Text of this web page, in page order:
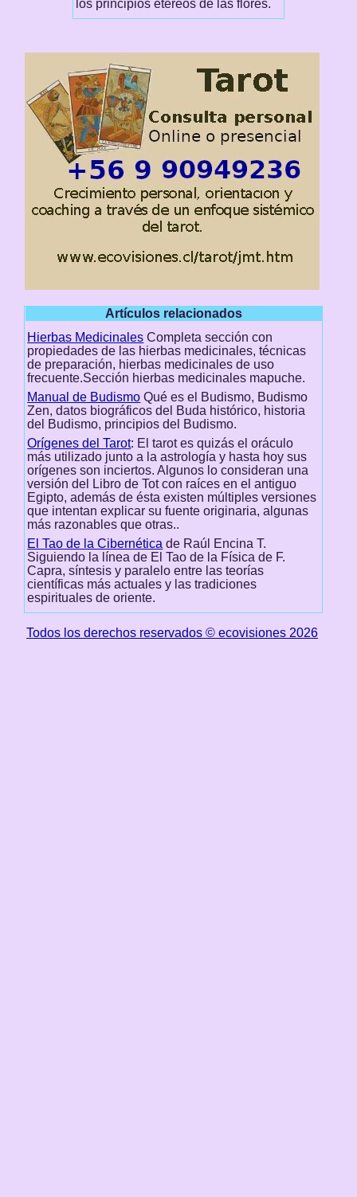
los principios etéreos de las flores.
Artículos relacionados
Hierbas Medicinales Completa sección con
propiedades de las hierbas medicinales, técnicas
de preparación, hierbas medicinales de uso
frecuente.Sección hierbas medicinales mapuche.
Manual de Budismo Qué es el Budismo, Budismo
Zen, datos biográficos del Buda histórico, historia
del Budismo, principios del Budismo.
Orígenes del Tarot: El tarot es quizás el oráculo
más utilizado junto a la astrología y hasta hoy sus
orígenes son inciertos. Algunos lo consideran una
versión del Libro de Tot con raíces en el antiguo
Egipto, además de ésta existen múltiples versiones
que intentan explicar su fuente originaria, algunas
más razonables que otras..
El Tao de la Cibernética de Raúl Encina T.
Siguiendo la línea de El Tao de la Física de F.
Capra, síntesis y paralelo entre las teorías
científicas más actuales y las tradiciones
espirituales de oriente.
Todos los derechos reservados © ecovisiones 2026